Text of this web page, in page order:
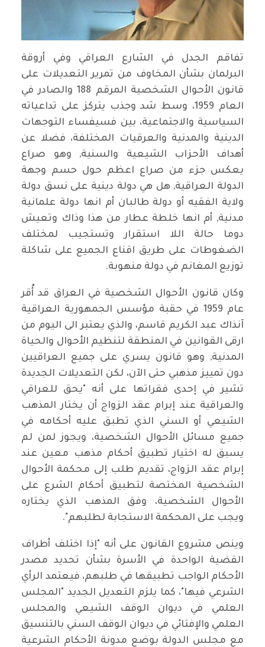
تفاقم الجدل في الشارع العراقي وفي أروقة
البرلمان بشأن المخاوف من تمرير التعديلات على
قانون الأحوال الشخصية المرقم 188 والصادر في
العام 1959، وسط شد وجذب يتركز على تداعياته
السياسية والاجتماعية، بين فسيفساء التوجهات
الدينية والمدنية والعرقيات المختلفة، فضلا عن
أهداف الأحزاب الشيعية والسنية, وهو صراع
يعكس جزء من صراع اعظم حول حسم وجهة
الدولة العراقية, هل هي دولة دينية على نسق دولة
ولاية الفقيه أو دولة طالبان أم انها دولة علمانية
مدنية, أم انها خلطة عطار من هذا وذاك وتعيش
دوما حالة اللا استقرار وتستجيب لمختلف
الضغوطات على طريق اقناع الجميع على شاكلة
توزيع المغانم في دولة منهوبة.
وكان قانون الأحوال الشخصية في العراق قد أُقر
عام 1959 في حقبة مؤسس الجمهورية العراقية
آنذاك عبد الكريم قاسم، والذي يعتبر الى اليوم من
ارقى القوانين في المنطقة لتنظيم الأحوال والحياة
المدنية, وهو قانون يسري على جميع العراقيين
دون تمييز مذهبي حتى الآن، لكن التعديلات الجديدة
تشير في إحدى فقراتها على أنه "يحق للعراقي
والعراقية عند إبرام عقد الزواج أن يختار المذهب
الشيعي أو السني الذي تطبق عليه أحكامه في
جميع مسائل الأحوال الشخصية، ويجوز لمن لم
يسبق له اختيار تطبيق أحكام مذهب معين عند
إبرام عقد الزواج، تقديم طلب إلى محكمة الأحوال
الشخصية المختصة لتطبيق أحكام الشرع على
الأحوال الشخصية، وفق المذهب الذي يختاره
ويجب على المحكمة الاستجابة لطلبهم".
وينص مشروع القانون على أنه "إذا اختلف أطراف
القضية الواحدة في الأسرة بشأن تحديد مصدر
الأحكام الواجب تطبيقها في طلبهم، فيعتمد الرأي
الشرعي فيها"، كما يلزم التعديل الجديد "المجلس
العلمي في ديوان الوقف الشيعي والمجلس
العلمي والإفتائي في ديوان الوقف السني بالتنسيق
مع مجلس الدولة بوضع مدونة الأحكام الشرعية